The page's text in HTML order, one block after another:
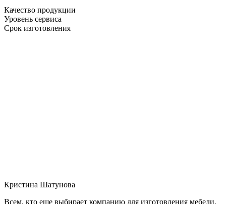
Качество продукции
Уровень сервиса
Срок изготовления
Кристина Шатунова
Всем, кто еще выбирает компанию для изготовления мебели,